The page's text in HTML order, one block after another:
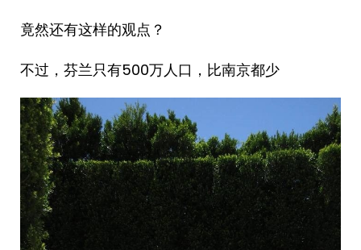
竟然还有这样的观点？
不过，芬兰只有500万人口，比南京都少